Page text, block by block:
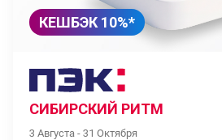
КЕШБЭК 10%*
СИБИРСКИЙ РИТМ
3 Августа - 31 Октября